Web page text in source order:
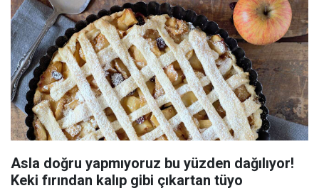
Asla doğru yapmıyoruz bu yüzden dağılıyor!
Keki fırından kalıp gibi çıkartan tüyo